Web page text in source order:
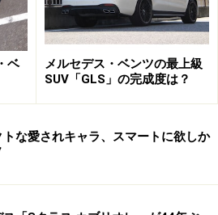
ベ
メルセデス・ベンツの最上級
SUV「GLS」の完成度は？
トな愛されキャラ、スマートに欲しか